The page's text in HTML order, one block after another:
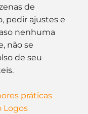
de
pedir ajustes e
nenhuma
não se
de seu
práticas
Logos